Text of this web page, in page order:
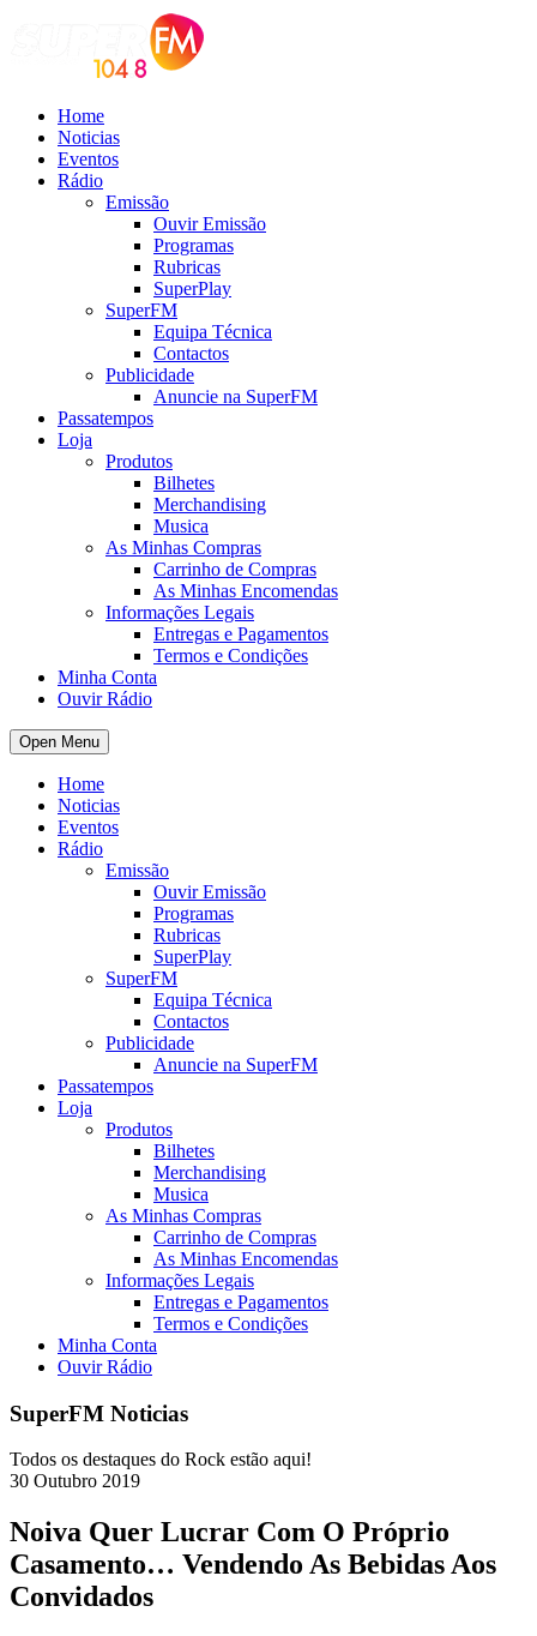
Home
Noticias
Eventos
Rádio
Emissão
Ouvir Emissão
Programas
Rubricas
SuperPlay
SuperFM
Equipa Técnica
Contactos
Publicidade
Anuncie na SuperFM
Passatempos
Loja
Produtos
Bilhetes
Merchandising
Musica
As Minhas Compras
Carrinho de Compras
As Minhas Encomendas
Informações Legais
Entregas e Pagamentos
Termos e Condições
Minha Conta
Ouvir Rádio
Open Menu
Home
Noticias
Eventos
Rádio
Emissão
Ouvir Emissão
Programas
Rubricas
SuperPlay
SuperFM
Equipa Técnica
Contactos
Publicidade
Anuncie na SuperFM
Passatempos
Loja
Produtos
Bilhetes
Merchandising
Musica
As Minhas Compras
Carrinho de Compras
As Minhas Encomendas
Informações Legais
Entregas e Pagamentos
Termos e Condições
Minha Conta
Ouvir Rádio
SuperFM Noticias
Todos os destaques do Rock estão aqui!
30 Outubro 2019
Noiva Quer Lucrar Com O Próprio
Casamento… Vendendo As Bebidas Aos
Convidados